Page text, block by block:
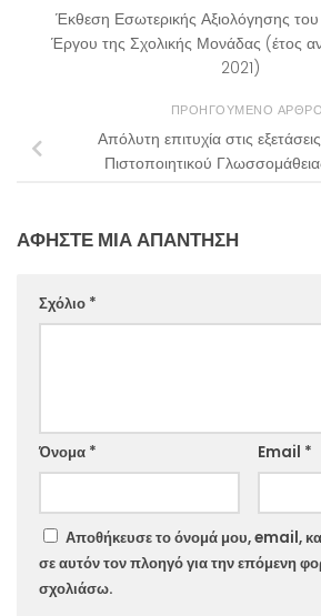
Έκθεση Εσωτερικής Αξιολόγησης του
Έργου της Σχολικής Μονάδας (έτος
2021)
ΠΡΟΗΓΟΎΜΕΝΟ ΆΡΘΡΟ
Απόλυτη επιτυχία στις
Πιστοποιητικού
ΑΦΉΣΤΕ ΜΙΑ ΑΠΆΝΤΗΣΗ
Σχόλιο *
Όνομα * Email *
Website
Αποθήκευσε το όνομά μου, email,
σε αυτόν τον πλοηγό για την επόμενη
σχολιάσω.